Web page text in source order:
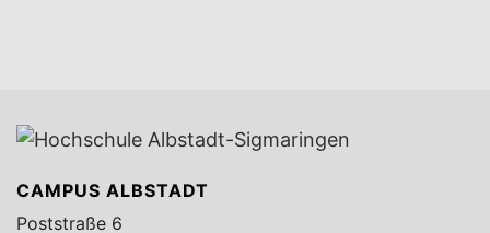
CAMPUS ALBSTADT
Poststraße 6